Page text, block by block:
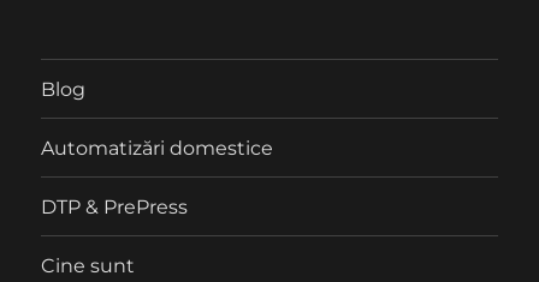
Blog
Automatizări domestice
DTP & PrePress
Cine sunt